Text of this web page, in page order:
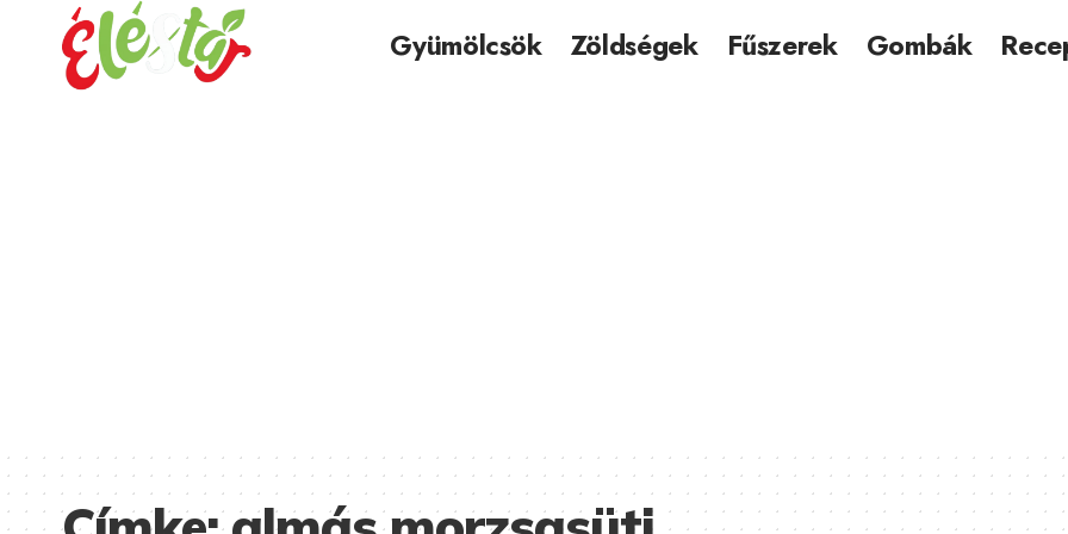
Gyümölcsök Zöldségek Fűszerek Gombák